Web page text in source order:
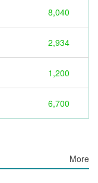
8,040
2,934
1,200
6,700
More